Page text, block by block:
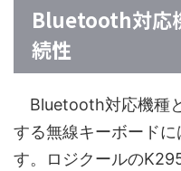
Bluetooth対応
続性
Bluetooth対応機種
する無線キーボード
す。ロジクールの